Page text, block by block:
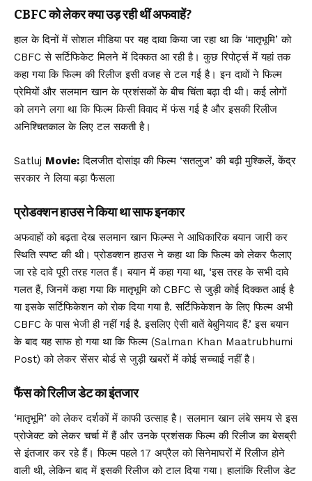
CBFC को लेकर क्या उड़ रही थीं अफवाहें?
हाल के दिनों में सोशल मीडिया पर यह दावा किया जा रहा था कि ‘मातृभूमि’ को
CBFC से सर्टिफिकेट मिलने में दिक्कत आ रही है। कुछ रिपोर्ट्स में यहां तक
कहा गया कि फिल्म की रिलीज इसी वजह से टल गई है। इन दावों ने फिल्म
प्रेमियों और सलमान खान के प्रशंसकों के बीच चिंता बढ़ा दी थी। कई लोगों
को लगने लगा था कि फिल्म किसी विवाद में फंस गई है और इसकी रिलीज
अनिश्चितकाल के लिए टल सकती है।
Satluj Movie: दिलजीत दोसांझ की फिल्म ‘सतलुज’ की बढ़ी मुश्किलें, केंद्र
सरकार ने लिया बड़ा फैसला
प्रोडक्शन हाउस ने किया था साफ इनकार
अफवाहों को बढ़ता देख सलमान खान फिल्म्स ने आधिकारिक बयान जारी कर
स्थिति स्पष्ट की थी। प्रोडक्शन हाउस ने कहा था कि फिल्म को लेकर फैलाए
जा रहे दावे पूरी तरह गलत हैं। बयान में कहा गया था, ‘इस तरह के सभी दावे
गलत हैं, जिनमें कहा गया कि मातृभूमि को CBFC से जुड़ी कोई दिक्कत आई है
या इसके सर्टिफिकेशन को रोक दिया गया है. सर्टिफिकेशन के लिए फिल्म अभी
CBFC के पास भेजी ही नहीं गई है. इसलिए ऐसी बातें बेबुनियाद हैं.’ इस बयान
के बाद यह साफ हो गया था कि फिल्म (Salman Khan Maatrubhumi
Post) को लेकर सेंसर बोर्ड से जुड़ी खबरों में कोई सच्चाई नहीं है।
फैंस को रिलीज डेट का इंतजार
‘मातृभूमि’ को लेकर दर्शकों में काफी उत्साह है। सलमान खान लंबे समय से इस
प्रोजेक्ट को लेकर चर्चा में हैं और उनके प्रशंसक फिल्म की रिलीज का बेसब्री
से इंतजार कर रहे हैं। फिल्म पहले 17 अप्रैल को सिनेमाघरों में रिलीज होने
वाली थी, लेकिन बाद में इसकी रिलीज को टाल दिया गया। हालांकि रिलीज डेट